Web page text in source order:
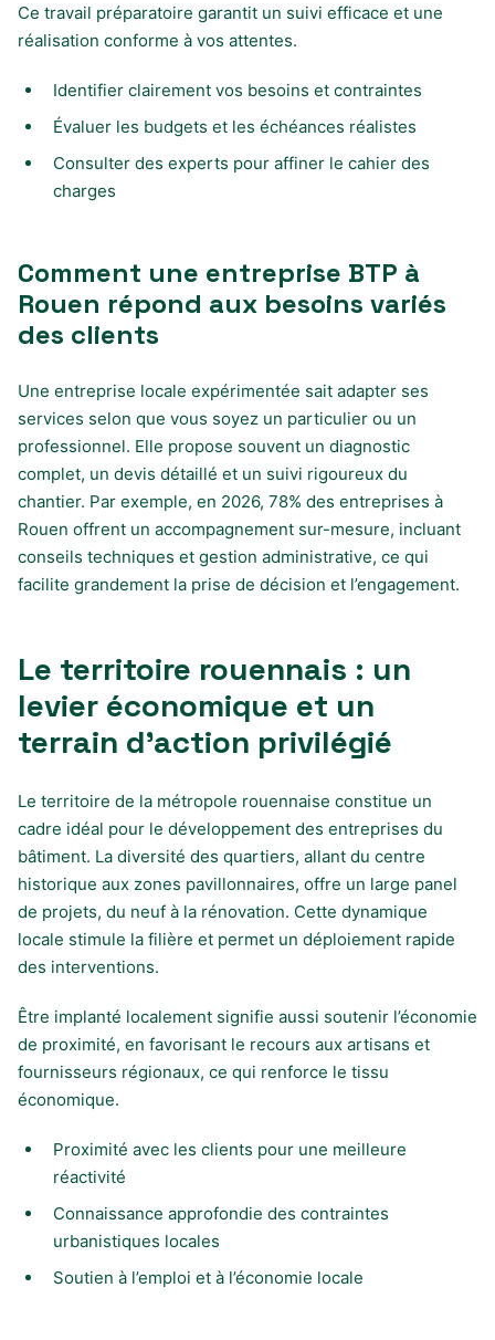
Ce travail préparatoire garantit un suivi efficace et une
réalisation conforme à vos attentes.
Identifier clairement vos besoins et contraintes
Évaluer les budgets et les échéances réalistes
Consulter des experts pour affiner le cahier des
charges
Comment une entreprise BTP à
Rouen répond aux besoins variés
des clients
Une entreprise locale expérimentée sait adapter ses
services selon que vous soyez un particulier ou un
professionnel. Elle propose souvent un diagnostic
complet, un devis détaillé et un suivi rigoureux du
chantier. Par exemple, en 2026, 78% des entreprises à
Rouen offrent un accompagnement sur-mesure, incluant
conseils techniques et gestion administrative, ce qui
facilite grandement la prise de décision et l’engagement.
Le territoire rouennais : un
levier économique et un
terrain d’action privilégié
Le territoire de la métropole rouennaise constitue un
cadre idéal pour le développement des entreprises du
bâtiment. La diversité des quartiers, allant du centre
historique aux zones pavillonnaires, offre un large panel
de projets, du neuf à la rénovation. Cette dynamique
locale stimule la filière et permet un déploiement rapide
des interventions.
Être implanté localement signifie aussi soutenir l’économie
de proximité, en favorisant le recours aux artisans et
fournisseurs régionaux, ce qui renforce le tissu
économique.
Proximité avec les clients pour une meilleure
réactivité
Connaissance approfondie des contraintes
urbanistiques locales
Soutien à l’emploi et à l’économie locale